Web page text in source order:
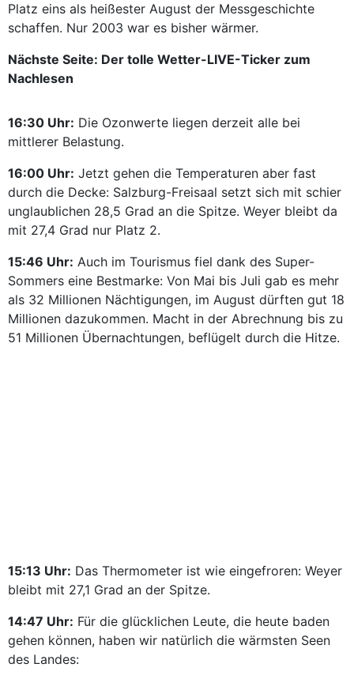
Platz eins als heißester August der Messgeschichte
schaffen. Nur 2003 war es bisher wärmer.
Nächste Seite: Der tolle Wetter-LIVE-Ticker zum
Nachlesen
16:30 Uhr: Die Ozonwerte liegen derzeit alle bei
mittlerer Belastung.
16:00 Uhr: Jetzt gehen die Temperaturen aber fast
durch die Decke: Salzburg-Freisaal setzt sich mit schier
unglaublichen 28,5 Grad an die Spitze. Weyer bleibt da
mit 27,4 Grad nur Platz 2.
15:46 Uhr: Auch im Tourismus fiel dank des Super-
Sommers eine Bestmarke: Von Mai bis Juli gab es mehr
als 32 Millionen Nächtigungen, im August dürften gut 18
Millionen dazukommen. Macht in der Abrechnung bis zu
51 Millionen Übernachtungen, beflügelt durch die Hitze.
15:13 Uhr: Das Thermometer ist wie eingefroren: Weyer
bleibt mit 27,1 Grad an der Spitze.
14:47 Uhr: Für die glücklichen Leute, die heute baden
gehen können, haben wir natürlich die wärmsten Seen
des Landes: